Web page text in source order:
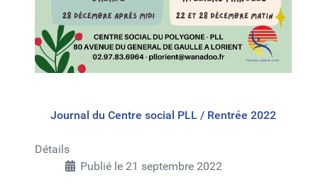
Journal du Centre social PLL / Rentrée 2022
Détails
Publié le 21 septembre 2022